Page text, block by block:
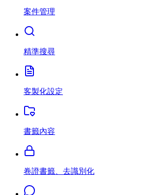
案件管理
精準搜尋
客製化設定
書籤內容
卷證書籤、去識別化